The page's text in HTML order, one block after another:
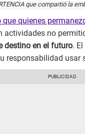
que compartió la
quienes
actividades no
destino en el futuro.
responsabilidad usar